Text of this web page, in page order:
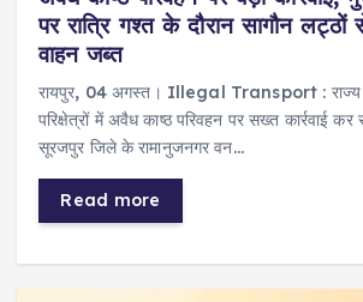
पर रात्रि गश्त के दौरान सागौन
वाहन जब्त
रायपुर, 04 अगस्त। Illegal Transport : राज्य
परिक्षेत्रों में अवैध काष्ठ परिवहन पर सख्त कार्रवाई
सूरजपुर जिले के रामानुजनगर वन…
Read more